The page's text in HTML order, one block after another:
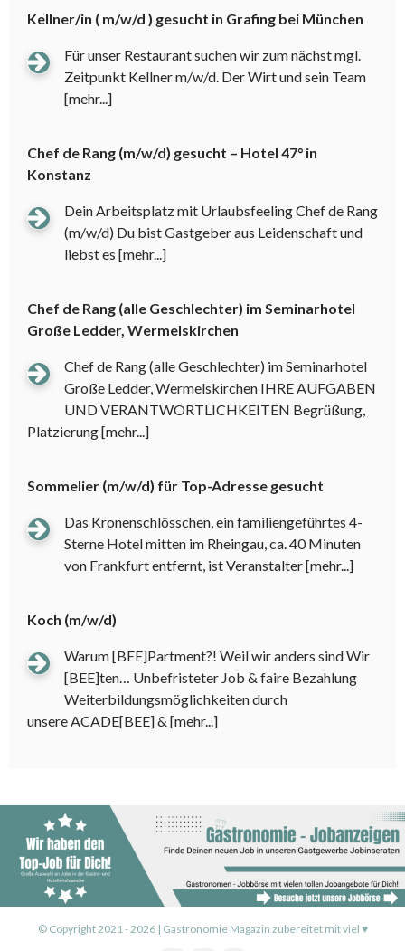
Kellner/in ( m/w/d ) gesucht in Grafing bei München
Für unser Restaurant suchen wir zum nächst mgl.
Zeitpunkt Kellner m/w/d. Der Wirt und sein Team
[mehr...]
Chef de Rang (m/w/d) gesucht – Hotel 47° in
Konstanz
Dein Arbeitsplatz mit Urlaubsfeeling Chef de Rang
(m/w/d) Du bist Gastgeber aus Leidenschaft und
liebst es [mehr...]
Chef de Rang (alle Geschlechter) im Seminarhotel
Große Ledder, Wermelskirchen
Chef de Rang (alle Geschlechter) im Seminarhotel
Große Ledder, Wermelskirchen IHRE AUFGABEN
UND VERANTWORTLICHKEITEN Begrüßung,
Platzierung[mehr...]
Sommelier (m/w/d) für Top-Adresse gesucht
Das Kronenschlösschen, ein familiengeführtes 4-
Sterne Hotel mitten im Rheingau, ca. 40 Minuten
von Frankfurt entfernt, ist Veranstalter[mehr...]
Koch (m/w/d)
Warum [BEE]Partment?! Weil wir anders sind Wir
[BEE]ten… Unbefristeter Job & faire Bezahlung
Weiterbildungsmöglichkeiten durch
unsere ACADE[BEE] & [mehr...]
© Copyright 2021 - 2026 | Gastronomie Magazin zubereitet mit viel ♥